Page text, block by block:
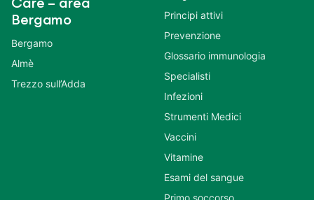
Care – area
Bergamo
Bergamo
Almè
Trezzo sull’Adda
Principi attivi
Prevenzione
Glossario immunologia
Specialisti
Infezioni
Strumenti Medici
Vaccini
Vitamine
Esami del sangue
Primo soccorso